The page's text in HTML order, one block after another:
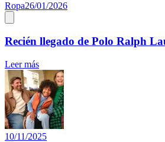
Ropa26/01/2026
Recién llegado de Polo Ralph
Leer más
10/11/2025